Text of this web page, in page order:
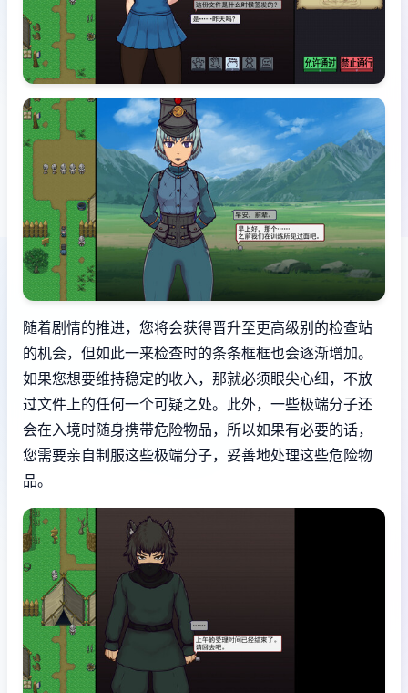
随着剧情的推进，您将会获得晋升至更高级别的检查站
的机会，但如此一来检查时的条条框框也会逐渐增加。
如果您想要维持稳定的收入，那就必须眼尖心细，不放
过文件上的任何一个可疑之处。此外，一些极端分子还
会在入境时随身携带危险物品，所以如果有必要的话，
您需要亲自制服这些极端分子，妥善地处理这些危险物
品。